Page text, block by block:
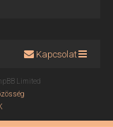
Kapcsolat
Limited